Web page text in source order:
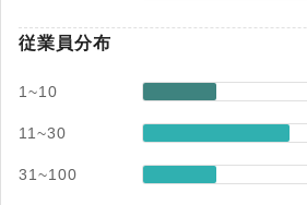
従業員分布
1~10
11~30
31~100